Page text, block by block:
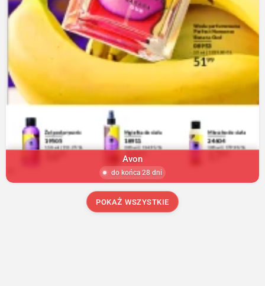
Avon
do końca 28 dni
POKAŻ WSZYSTKIE